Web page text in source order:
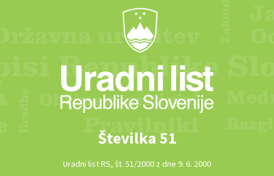
Številka 51
Uradni list RS, št. 51/2000 z dne 9. 6. 2000